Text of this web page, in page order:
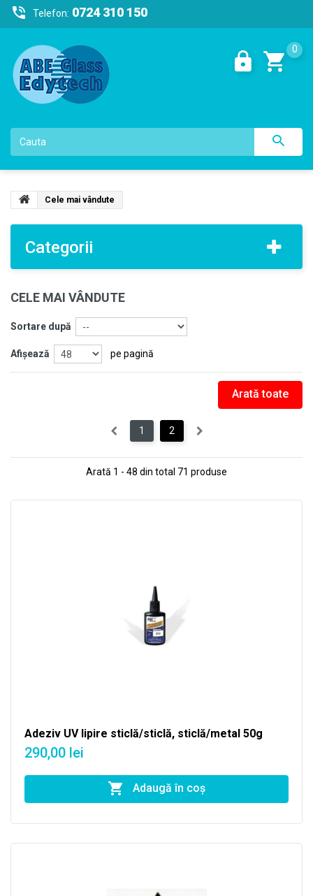
Telefon: 0724 310 150
0
Cele mai vândute
Categorii
CELE MAI VÂNDUTE
Sortare după
Afişează pe pagină
Arată toate
1 2
Arată 1 - 48 din total 71 produse
Adeziv UV lipire sticlă/sticlă, sticlă/metal 50g
290,00 lei
Adaugă în coş